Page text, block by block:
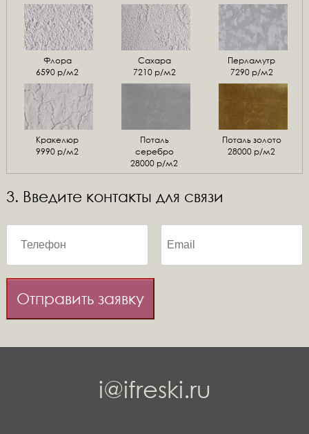
Флора
6590 р/м2
Сахара
7210 р/м2
Перламутр
7290 р/м2
Кракелюр
9990 р/м2
Поталь
серебро
28000 р/м2
Поталь золото
28000 р/м2
3. Введите контакты для связи
Отправить заявку
i@ifreski.ru